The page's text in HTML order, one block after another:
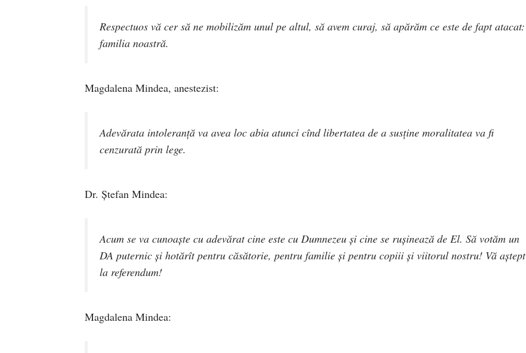
Respectuos vă cer să ne mobilizăm unul pe altul, să avem curaj, să apărăm ce este de fapt atacat:
familia noastră.
Magdalena Mindea, anestezist:
Adevărata intoleranță va avea loc abia atunci cînd libertatea de a susține moralitatea va fi
cenzurată prin lege.
Dr. Ștefan Mindea:
Acum se va cunoaște cu adevărat cine este cu Dumnezeu și cine se rușinează de El. Să votăm un
DA puternic și hotărît pentru căsătorie, pentru familie și pentru copiii și viitorul nostru! Vă aștept
la referendum!
Magdalena Mindea: